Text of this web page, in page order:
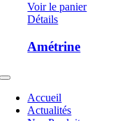
Voir le panier
Détails
Amétrine
Toggle
NavigationAccueil
Actualités